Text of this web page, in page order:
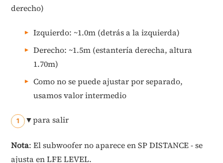
derecho)
Izquierdo: ~1.0m (detrás a la izquierda)
Derecho: ~1.5m (estantería derecha, altura
1.70m)
Como no se puede ajustar por separado,
usamos valor intermedio
▼para salir
Nota: El subwoofer no aparece en SP DISTANCE - se
ajusta en LFE LEVEL.